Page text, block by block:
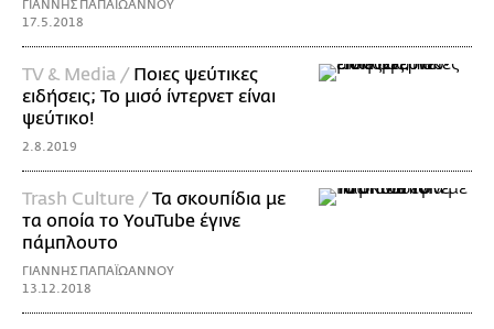
ΓΙΑΝΝΗΣ ΠΑΠΑΪΩΑΝΝΟΥ
17.5.2018
TV & Media / Ποιες ψεύτικες
ειδήσεις; Το μισό ίντερνετ είναι
ψεύτικο!
2.8.2019
Trash Culture /Τα σκουπίδια με
τα οποία το YouTube έγινε
πάμπλουτο
ΓΙΑΝΝΗΣ ΠΑΠΑΪΩΑΝΝΟΥ
13.12.2018